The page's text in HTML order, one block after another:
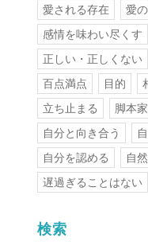
愛される存在
愛
感情を味わい尽くす
正しい・正しくない
百点満点
目的
立ち止まる
脚本家
自分と向き合う
自分を認める
自
遅過ぎることはない
検索